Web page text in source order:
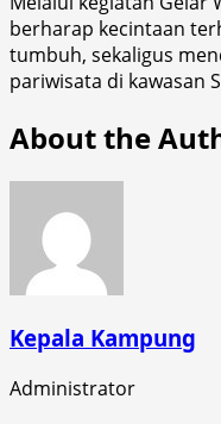
berharap kecintaan
tumbuh, sekaligus
pariwisata di kawasan
About the
Kepala Kampung
Administrator